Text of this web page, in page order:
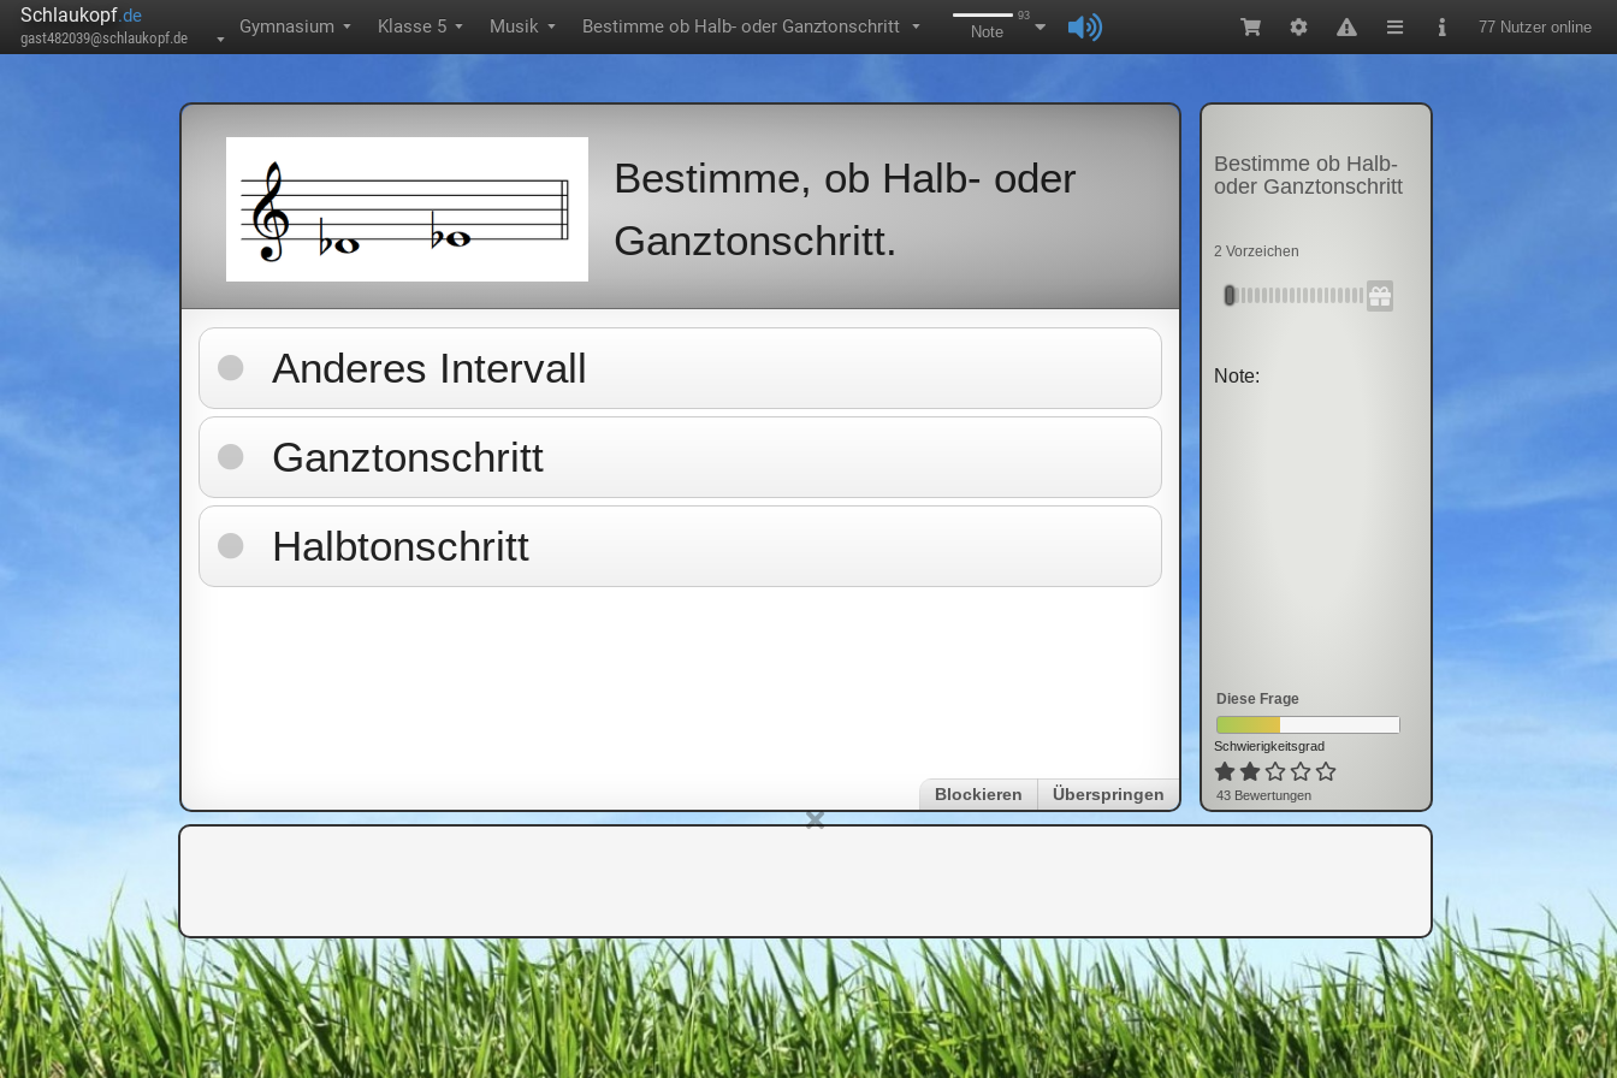
Schlaukopf.de
gast482039@schlaukopf.de ▼
Gymnasium ▼ Klasse 5 ▼ Musik ▼ Bestimme ob Halb- oder Ganztonschritt ▼
93
Note 77 Nutzer online
Bestimme, ob Halb- oder
Ganztonschritt.
Anderes Intervall
Ganztonschritt
Halbtonschritt
Blockieren Überspringen
Bestimme ob Halb-
oder Ganztonschritt
2 Vorzeichen
Note:
Diese Frage
Schwierigkeitsgrad
43 Bewertungen